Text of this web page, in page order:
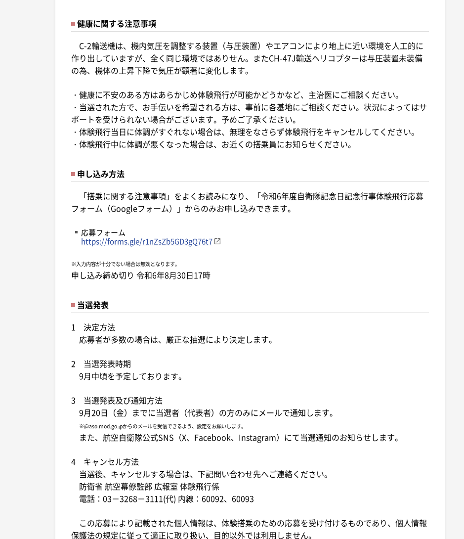
健康に関する注意事項
C-2輸送機は、機内気圧を調整する装置（与圧装置）やエアコンにより地上に近い環境を人工的に
作り出していますが、全く同じ環境ではありせん。またCH-47J輸送ヘリコプターは与圧装置未装備
の為、機体の上昇下降で気圧が顕著に変化します。
・健康に不安のある方はあらかじめ体験飛行が可能かどうかなど、主治医にご相談ください。
・当選された方で、お手伝いを希望される方は、事前に各基地にご相談ください。状況によってはサ
ポートを受けられない場合がございます。予めご了承ください。
・体験飛行当日に体調がすぐれない場合は、無理をなさらず体験飛行をキャンセルしてください。
・体験飛行中に体調が悪くなった場合は、お近くの搭乗員にお知らせください。
申し込み方法
「搭乗に関する注意事項」をよくお読みになり、「令和6年度自衛隊記念日記念行事体験飛行応募
フォーム（Googleフォーム）」からのみお申し込みできます。
応募フォーム
https://forms.gle/r1nZsZb5GD3gQ76t7
※入力内容が十分でない場合は無効となります。
申し込み締め切り 令和6年8月30日17時
当選発表
1 決定方法
応募者が多数の場合は、厳正な抽選により決定します。
2 当選発表時期
9月中頃を予定しております。
3 当選発表及び通知方法
9月20日（金）までに当選者（代表者）の方のみにメールで通知します。
※@aso.mod.go.jpからのメールを受信できるよう、設定をお願いします。
また、航空自衛隊公式SNS（X、Facebook、Instagram）にて当選通知のお知らせします。
4 キャンセル方法
当選後、キャンセルする場合は、下記問い合わせ先へご連絡ください。
防衛省 航空幕僚監部 広報室 体験飛行係
電話：03－3268－3111(代) 内線：60092、60093
この応募により記載された個人情報は、体験搭乗のための応募を受け付けるものであり、個人情報
保護法の規定に従って適正に取り扱い、目的以外では利用しません。